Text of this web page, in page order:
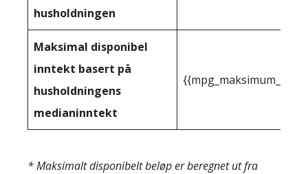
husholdningen
Maksimal disponibel
inntekt basert på
husholdningens
medianinntekt
* Maksimalt disponibelt beløp er beregnet ut fra